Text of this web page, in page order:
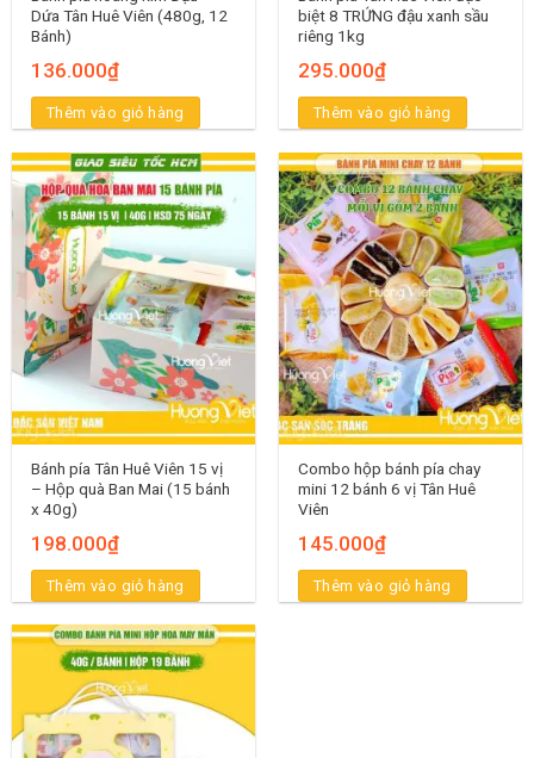
Dứa Tân Huê Viên (480g, 12
Bánh)
136.000₫
Thêm vào giỏ hàng
biệt 8 TRỨNG đậu xanh sầu
riêng 1kg
295.000₫
Thêm vào giỏ hàng
Bánh pía Tân Huê Viên 15 vị
– Hộp quà Ban Mai (15 bánh
x 40g)
198.000₫
Thêm vào giỏ hàng
Combo hộp bánh pía chay
mini 12 bánh 6 vị Tân Huê
Viên
145.000₫
Thêm vào giỏ hàng